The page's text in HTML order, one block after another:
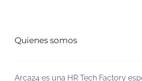
Quienes somos
Arca24 es una HR Tech Factory